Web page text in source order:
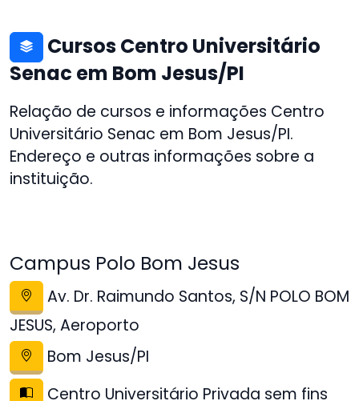
Cursos Centro Universitário
Senac em Bom Jesus/PI
Relação de cursos e informações Centro
Universitário Senac em Bom Jesus/PI.
Endereço e outras informações sobre a
instituição.
Campus Polo Bom Jesus
Av. Dr. Raimundo Santos, S/N POLO BOM
JESUS, Aeroporto
Bom Jesus/PI
Centro Universitário Privada sem fins